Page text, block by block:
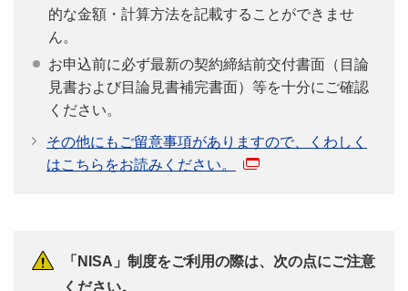
的な金額・計算方法を記載することができませ
ん。
お申込前に必ず最新の契約締結前交付書面（目論
見書および目論見書補完書面）等を十分にご確認
ください。
その他にもご留意事項がありますので、くわしく
はこちらをお読みください。
「NISA」制度をご利用の際は、次の点にご注意
ください。